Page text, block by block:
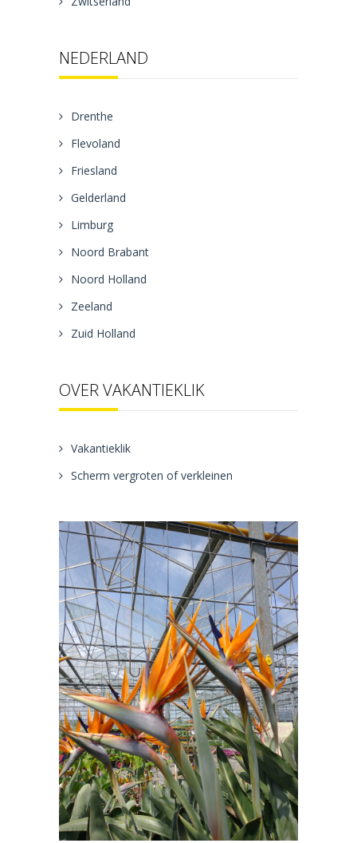
NEDERLAND
Drenthe
Flevoland
Friesland
Gelderland
Limburg
Noord Brabant
Noord Holland
Zeeland
Zuid Holland
OVER VAKANTIEKLIK
Vakantieklik
Scherm vergroten of verkleinen